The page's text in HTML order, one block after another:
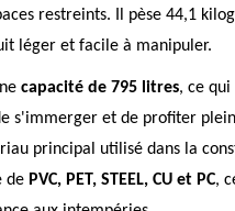
restreints. Il pèse 44,1
léger et facile à manipuler.
capacité de 795 litres, ce
s'immerger et de profiter
principal utilisé dans la
de PVC, PET, STEEL, CU et PC,